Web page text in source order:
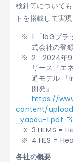
検針等について
トを搭載して実
1 「IoGプラ
式会社の登
2 2024年9
リース『エ
通モデル
開発』
https://
content/
_yaodu-1.pdf
3 HEMS =
4 HES =
各社の概要